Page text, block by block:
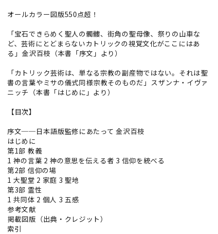
オールカラー図版550点超！
「宝石できらめく聖人の髑髏、街角の聖母像、祭りの山車な
ど、芸術にとどまらないカトリックの視覚文化がここにはあ
る」――金沢百枝（本書「序文」より）
「カトリック芸術は、単なる宗教の副産物ではない。それは――聖
書の言葉やミサの儀式同様――宗教そのものだ」――スザンナ・イヴァ
ニッチ（本書「はじめに」より）
【目次】
序文──日本語版監修にあたって 金沢百枝
はじめに
第1部 教義
1 神の言葉 2 神の意思を伝える者 3 信仰を統べる
第2部 信仰の場
1 大聖堂 2 家庭 3 聖地
第3部 霊性
1 共同体 2 個人 3 五感
参考文献
掲載図版（出典・クレジット）
索引